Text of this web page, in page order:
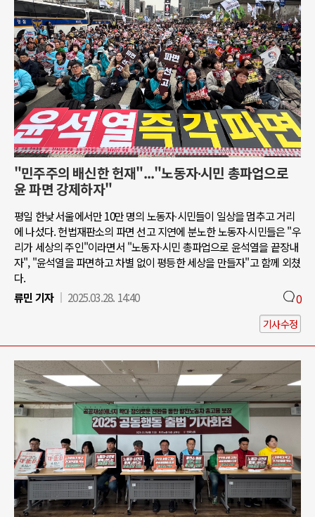
"민주주의 배신한 헌재"..."노동자∙시민 총파업으로
윤 파면 강제하자"
평일 한낮 서울에서만 10만 명의 노동자∙시민들이 일상을 멈추고 거리
에 나섰다. 헌법재판소의 파면 선고 지연에 분노한 노동자∙시민들은 "우
리가 세상의 주인"이라면서 "노동자∙시민 총파업으로 윤석열을 끝장내
자", "윤석열을 파면하고 차별 없이 평등한 세상을 만들자"고 함께 외쳤
다.
류민 기자
2025.03.28. 14:40 0
기사수정